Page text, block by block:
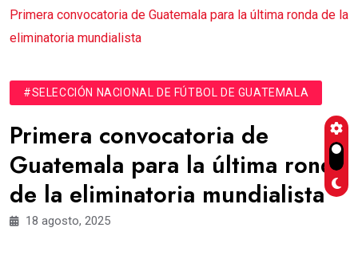
Primera convocatoria de Guatemala para la última ronda de la
eliminatoria mundialista
#SELECCIÓN NACIONAL DE FÚTBOL DE GUATEMALA
Primera convocatoria de
Guatemala para la última ronda
de la eliminatoria mundialista
18 agosto, 2025